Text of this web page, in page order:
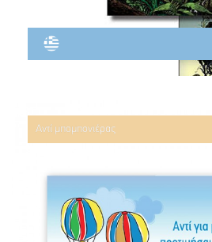
Αντί μπομπονιέρας